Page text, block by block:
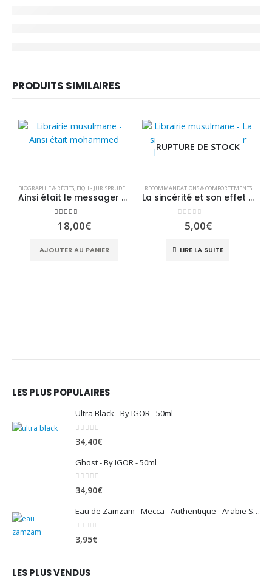
PRODUITS SIMILAIRES
BIOGRAPHIE & RÉCITS, FIQH - JURISPRUDENCE LIVRE EN FRANÇAIS,LIVRES,RECOMMANDATIONS &
Ainsi était le messager d’Allah ﷺ – édition Tawbah
5.00 sur 5
18,00€
AJOUTER AU PANIER
RUPTURE DE STOCK
RECOMMANDATIONS & COMPORTEMENTS
La sincérité et son effet sur l’unité des musulmans
sur 5
5,00€
LIRE LA SUITE
LES PLUS POPULAIRES
Ultra Black - By IGOR - 50ml
34,40€
Ghost - By IGOR - 50ml
0 sur 5
34,90€
Eau de Zamzam - Mecca - Authentique - Arabie Saoudite - 500 ml
3,95€
LES PLUS VENDUS